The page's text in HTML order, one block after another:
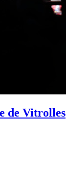
de Vitrolles